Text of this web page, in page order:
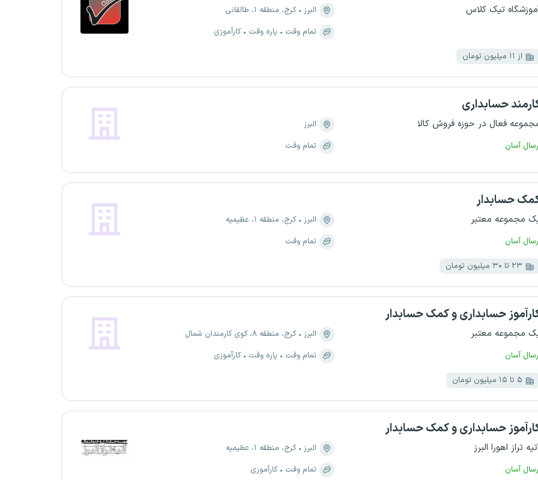
تیک کلاس البرز
کرج، منطقه ۱، طالقانی
تمام وقت
پاره وقت کارآموزی
از ۱۱ میلیون تومان
حسابداری
فعال در حوزه فروش کالا
آسان
البرز
تمام وقت
حسابدار
مجموعه معتبر
آسان
البرز
کرج، منطقه ۱، عظیمیه
تمام وقت
۲۳ تا ۳۰ میلیون تومان
حسابداری و کمک حسابدار
مجموعه معتبر
آسان
البرز
کرج، منطقه ۸، کوی کارمندان شمال
تمام وقت
پاره وقت کارآموزی
۵ تا ۱۵ میلیون تومان
حسابداری و کمک حسابدار
تراز اهورا البرز
آسان
البرز
کرج، منطقه ۱، عظیمیه
تمام وقت
کارآموزی